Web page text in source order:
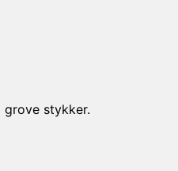
stykker.